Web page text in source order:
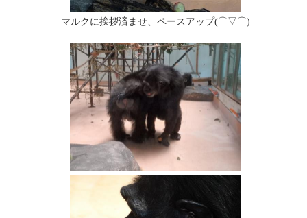
マルクに挨拶済ませ、ペースアップ(⌒▽⌒)